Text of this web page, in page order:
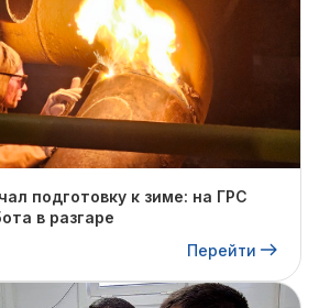
подготовку к зиме: на ГРС
в разгаре
Перейти